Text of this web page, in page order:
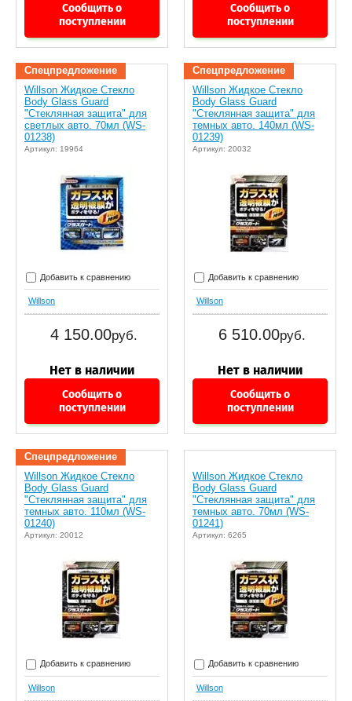
Сообщить о
поступлении
Сообщить о
поступлении
Спецпредложение
Willson Жидкое Стекло
Body Glass Guard
"Стеклянная защита" для
светлых авто. 70мл (WS-
01238)
Артикул: 19964
Добавить к сравнению
Willson
4 150.00руб.
Сообщить о
поступлении
Спецпредложение
Willson Жидкое Стекло
Body Glass Guard
"Стеклянная защита" для
темных авто. 140мл (WS-
01239)
Артикул: 20032
Добавить к сравнению
Willson
6 510.00руб.
Сообщить о
поступлении
Спецпредложение
Willson Жидкое Стекло
Body Glass Guard
"Стеклянная защита" для
темных авто. 110мл (WS-
01240)
Артикул: 20012
Добавить к сравнению
Willson
Willson Жидкое Стекло
Body Glass Guard
"Стеклянная защита" для
темных авто. 70мл (WS-
01241)
Артикул: 6265
Добавить к сравнению
Willson